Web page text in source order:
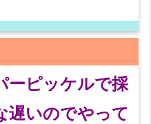
ーピッケルで採
遅いのでやって